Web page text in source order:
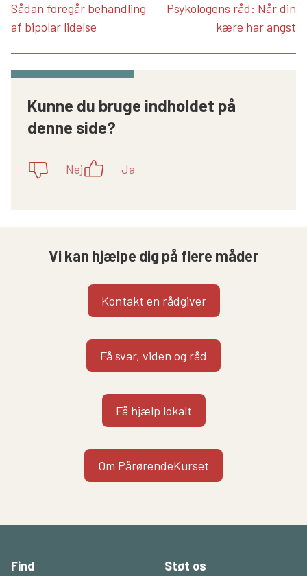
Sådan foregår behandling
af bipolar lidelse
Psykologens råd: Når din
kære har angst
Kunne du bruge indholdet på
denne side?
Nej Ja
Vi kan hjælpe dig på flere måder
Kontakt en rådgiver
Få svar, viden og råd
Få hjælp lokalt
Om PårørendeKurset
Find Støt os